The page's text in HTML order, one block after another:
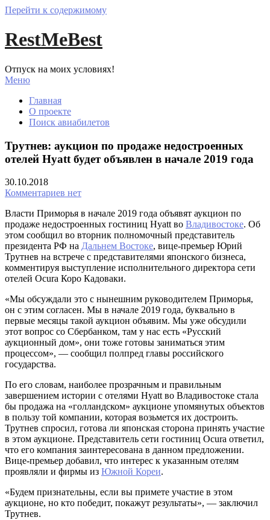
Перейти к содержимому
RestMeBest
Отпуск на моих условиях!
Меню
Главная
О проекте
Поиск авиабилетов
Трутнев: аукцион по продаже недостроенных
отелей Hyatt будет объявлен в начале 2019 года
30.10.2018
Комментариев нет
Власти Приморья в начале 2019 года объявят аукцион по
продаже недостроенных гостиниц Hyatt во Владивостоке. Об
этом сообщил во вторник полномочный представитель
президента РФ на Дальнем Востоке, вице-премьер Юрий
Трутнев на встрече с представителями японского бизнеса,
комментируя выступление исполнительного директора сети
отелей Ocura Коро Кадоваки.
«Мы обсуждали это с нынешним руководителем Приморья,
он с этим согласен. Мы в начале 2019 года, буквально в
первые месяцы такой аукцион объявим. Мы уже обсудили
этот вопрос со Сбербанком, там у нас есть «Русский
аукционный дом», они тоже готовы заниматься этим
процессом», — сообщил полпред главы российского
государства.
По его словам, наиболее прозрачным и правильным
завершением истории с отелями Hyatt во Владивостоке стала
бы продажа на «голландском» аукционе упомянутых объектов
в пользу той компании, которая возьмется их достроить.
Трутнев спросил, готова ли японская сторона принять участие
в этом аукционе. Представитель сети гостиниц Ocura ответил,
что его компания заинтересована в данном предложении.
Вице-премьер добавил, что интерес к указанным отелям
проявляли и фирмы из Южной Кореи.
«Будем признательны, если вы примете участие в этом
аукционе, но кто победит, покажут результаты», — заключил
Трутнев.